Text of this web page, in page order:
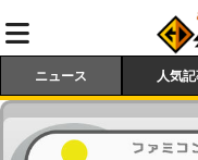
ニュース 人気